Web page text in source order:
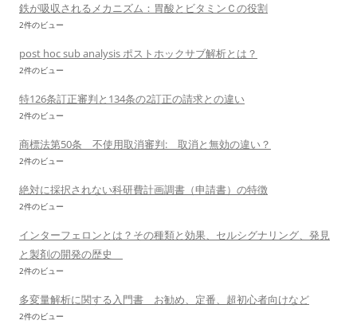
鉄が吸収されるメカニズム：胃酸とビタミンＣの役割
2件のビュー
post hoc sub analysis ポストホックサブ解析とは？
2件のビュー
特126条訂正審判と134条の2訂正の請求との違い
2件のビュー
商標法第50条 不使用取消審判: 取消と無効の違い？
2件のビュー
絶対に採択されない科研費計画調書（申請書）の特徴
2件のビュー
インターフェロンとは？その種類と効果、セルシグナリング、発見
と製剤の開発の歴史
2件のビュー
多変量解析に関する入門書 お勧め、定番、超初心者向けなど
2件のビュー